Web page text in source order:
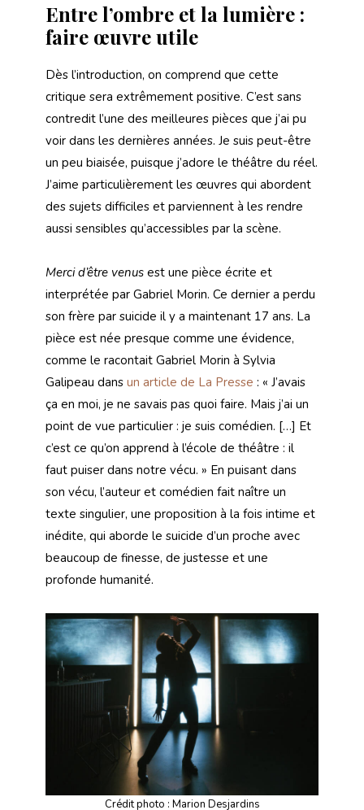
Entre l’ombre et la lumière :
faire œuvre utile
Dès l’introduction, on comprend que cette
critique sera extrêmement positive. C’est sans
contredit l’une des meilleures pièces que j’ai pu
voir dans les dernières années. Je suis peut-être
un peu biaisée, puisque j’adore le théâtre du réel.
J’aime particulièrement les œuvres qui abordent
des sujets difficiles et parviennent à les rendre
aussi sensibles qu’accessibles par la scène.
Merci d’être venus est une pièce écrite et
interprétée par Gabriel Morin. Ce dernier a perdu
son frère par suicide il y a maintenant 17 ans. La
pièce est née presque comme une évidence,
comme le racontait Gabriel Morin à Sylvia
Galipeau dans un article de La Presse : « J’avais
ça en moi, je ne savais pas quoi faire. Mais j’ai un
point de vue particulier : je suis comédien. […] Et
c’est ce qu’on apprend à l’école de théâtre : il
faut puiser dans notre vécu. » En puisant dans
son vécu, l’auteur et comédien fait naître un
texte singulier, une proposition à la fois intime et
inédite, qui aborde le suicide d’un proche avec
beaucoup de finesse, de justesse et une
profonde humanité.
Crédit photo : Marion Desjardins